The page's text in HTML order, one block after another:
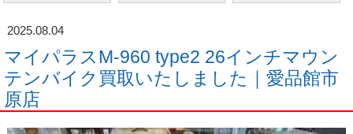
2025.08.04
マイパラスM-960 type2 26インチマウン
テンバイク買取いたしました｜愛品館市
原店